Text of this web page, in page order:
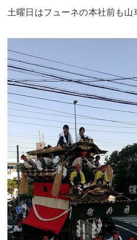
土曜日はフューネの本社前も山